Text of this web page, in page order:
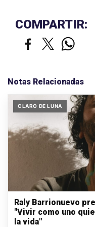
COMPARTIR:
Notas Relacionadas
CLARO DE LUNA
Raly Barrionuevo
"Vivir como uno
la vida"